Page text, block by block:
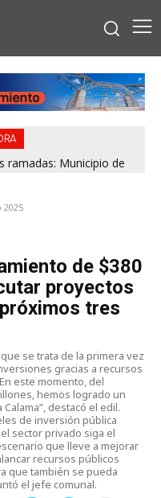
ramadas: Municipio de
2025
de $380
proyectos
tres
se trata de la primera vez
gracias a recursos
este momento, del
hemos logrado un
destacó el edil.
de inversión pública
sector privado siga el
que lleve a mejorar
recursos públicos
que también se pueda
el jefe comunal.